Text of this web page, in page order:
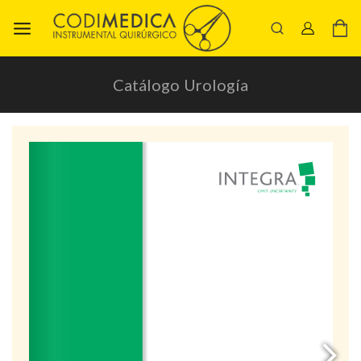
Catálogo Urología